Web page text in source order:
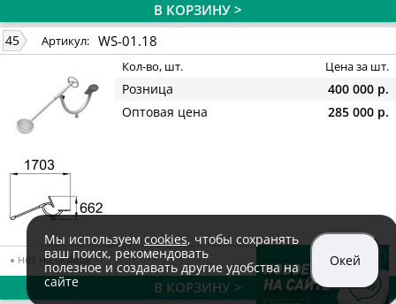
В КОРЗИНУ >
45 Артикул: WS-01.18
Кол-во, шт. Цена за шт.
Розница
400 000 р.
Оптовая цена
285 000 р.
нет на складе Подробнее
В КОРЗИНУ >
Мы используем cookies, чтобы сохранять
ваш поиск, рекомендовать
полезное и создавать другие удобства на
сайте
Окей